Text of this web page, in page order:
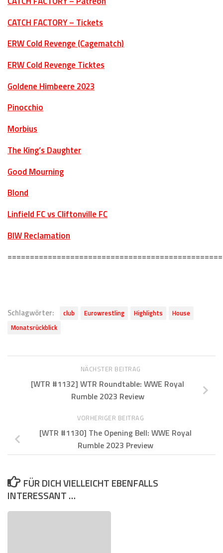
CATCH FACTORY – Tickets
ERW Cold Revenge (Cagematch)
ERW Cold Revenge Ticktes
Goldene Himbeere 2023
Pinocchio
Morbius
The King’s Daughter
Good Mourning
Blond
Linfield FC vs Cliftonville FC
BIW Reclamation
Schlagwörter: club Eurowrestling Highlights
House
Monatsrückblick
NÄCHSTER BEITRAG
[WTR #1132] WTR Roundtable: WWE Royal
Rumble 2023 Review
VORHERIGER BEITRAG
[WTR #1130] The Opening Bell: WWE Royal
Rumble 2023 Preview
FÜR DICH VIELLEICHT EBENFALLS
INTERESSANT …